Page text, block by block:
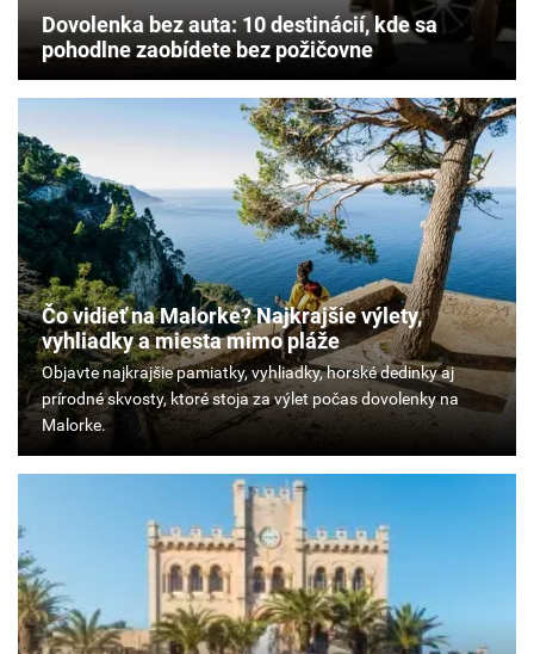
Dovolenka bez auta: 10 destinácií, kde sa
pohodlne zaobídete bez požičovne
Čo vidieť na Malorke? Najkrajšie výlety,
vyhliadky a miesta mimo pláže
Objavte
najkrajšie
pamiatky,
horské
skvosty,
ktoré
stoja